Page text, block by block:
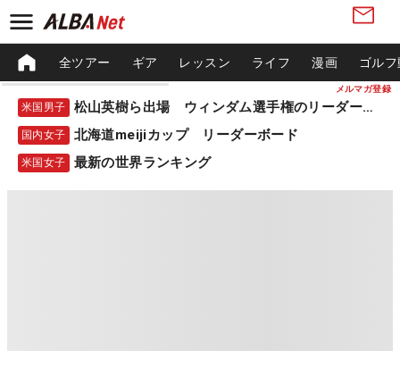
メルマガ登録
全ツアー ギア レッスン ライフ 漫画 ゴル
米国男子 松山英樹ら出場 ウィンダム選手権のリーダーボード
国内女子 北海道meijiカップ リーダーボード
米国女子 最新の世界ランキング